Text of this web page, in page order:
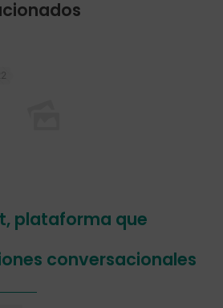
plataforma que
conversacionales